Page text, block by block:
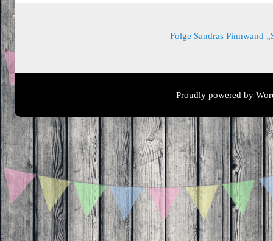
Folge Sandras Pinnwand
Proudly powered by